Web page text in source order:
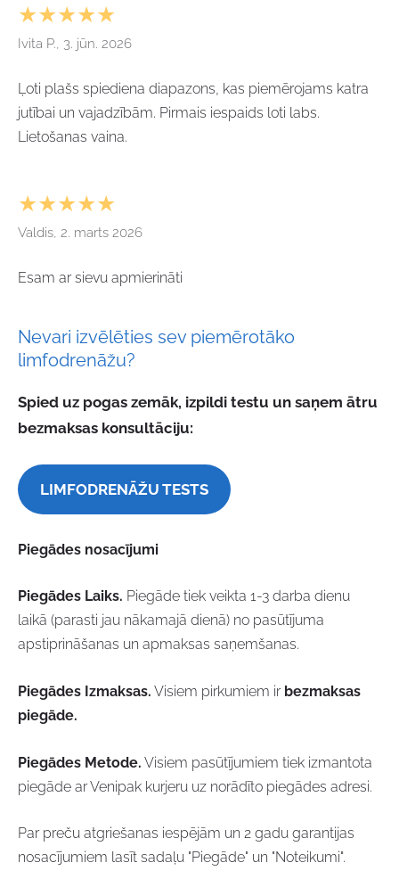
Nevari izvēlēties sev piemērotāko
limfodrenāžu?
Spied uz pogas zemāk, izpildi testu un saņem ātru
bezmaksas konsultāciju:
LIMFODRENĀŽU TESTS
Piegādes nosacījumi
Piegādes Laiks. Piegāde tiek veikta 1-3 darba dienu
laikā (parasti jau nākamajā dienā) no pasūtījuma
apstiprināšanas un apmaksas saņemšanas.
Piegādes Izmaksas. Visiem pirkumiem ir bezmaksas
piegāde.
Piegādes Metode. Visiem pasūtījumiem tiek izmantota
piegāde ar Venipak kurjeru uz norādīto piegādes adresi.
Par preču atgriešanas iespējām un 2 gadu garantijas
nosacījumiem lasīt sadaļu "Piegāde" un "Noteikumi".
★★★★★
Ivita P., 3. jūn. 2026
Ļoti plašs spiediena diapazons, kas piemērojams katra
jutībai un vajadzībām. Pirmais iespaids loti labs.
Lietošanas vaina.
★★★★★
Valdis, 2. marts 2026
Esam ar sievu apmierināti